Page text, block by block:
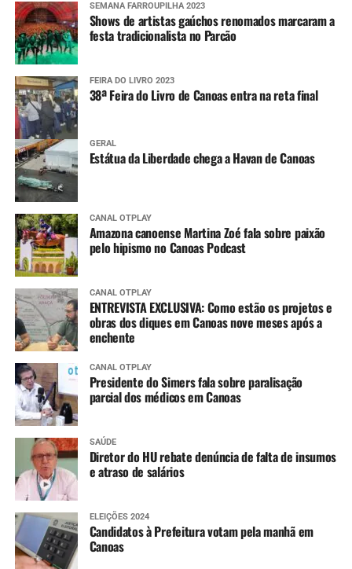
SEMANA FARROUPILHA 2023
Shows de artistas gaúchos renomados marcaram a
festa tradicionalista no Parcão
FEIRA DO LIVRO 2023
38ª Feira do Livro de Canoas entra na reta final
GERAL
Estátua da Liberdade chega a Havan de Canoas
CANAL OTPLAY
Amazona canoense Martina Zoé fala sobre paixão
pelo hipismo no Canoas Podcast
CANAL OTPLAY
ENTREVISTA EXCLUSIVA: Como estão os projetos e
obras dos diques em Canoas nove meses após a
enchente
CANAL OTPLAY
Presidente do Simers fala sobre paralisação
parcial dos médicos em Canoas
SAÚDE
Diretor do HU rebate denúncia de falta de insumos
e atraso de salários
ELEIÇÕES 2024
Candidatos à Prefeitura votam pela manhã em
Canoas